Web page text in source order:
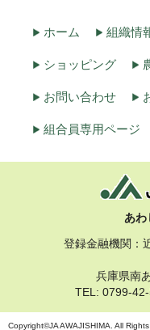
ホーム 組織情
ショッピング
お問い合わせ
組合員専用ページ
あわ
登録金融機関：
兵庫県南
TEL: 0799-
Copyright©JA AWAJISHIMA. All